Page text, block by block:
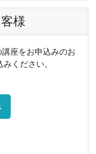
様
座をお申込みのお
ください。